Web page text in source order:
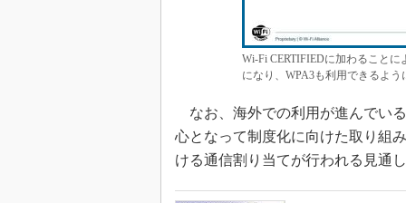
Wi-Fi CERTIFIEDに加わることに
になり、WPA3も利用できるよ
なお、海外での利用が進んでい
心となって制度化に向けた取り組
ける通信割り当てが行われる見通し